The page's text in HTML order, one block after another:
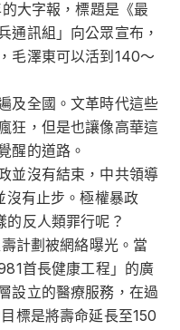
大字報，標題是《最
通訊組」向公眾宣布，
毛澤東可以活到140～
及全國。文革時代這些
狂，但是也讓像高華這
醒的道路。
並沒有結束，中共領導
沒有止步。極權暴政
反人類罪行呢？
計劃被網絡曝光。當
首長健康工程」的廣
設立的醫療服務，在過
標是將壽命延長至150